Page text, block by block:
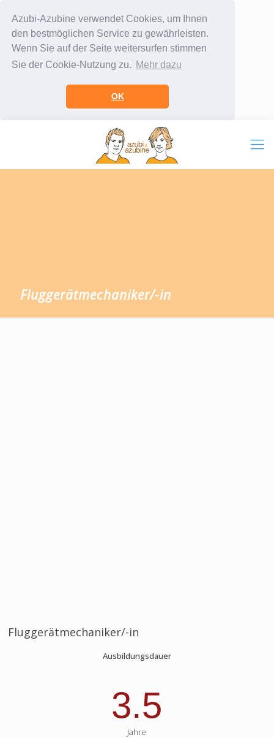
Azubi-Azubine verwendet Cookies, um Ihnen
den bestmöglichen Service zu gewährleisten.
Wenn Sie auf der Seite weitersurfen stimmen
Sie der Cookie-Nutzung zu. Mehr dazu
OK
Fluggerätmechaniker/-in
Fluggerätmechaniker/-in
Ausbildungsdauer
3.5
Jahre